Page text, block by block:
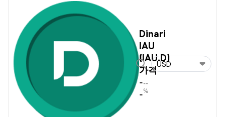
Dinari
IAU
(IAU.D)
가격
-
-
--
%
USD